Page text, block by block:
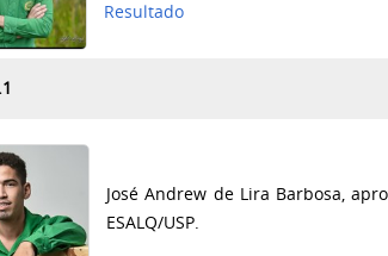
Resultado
José Andrew de Lira Barbosa,
ESALQ/USP.